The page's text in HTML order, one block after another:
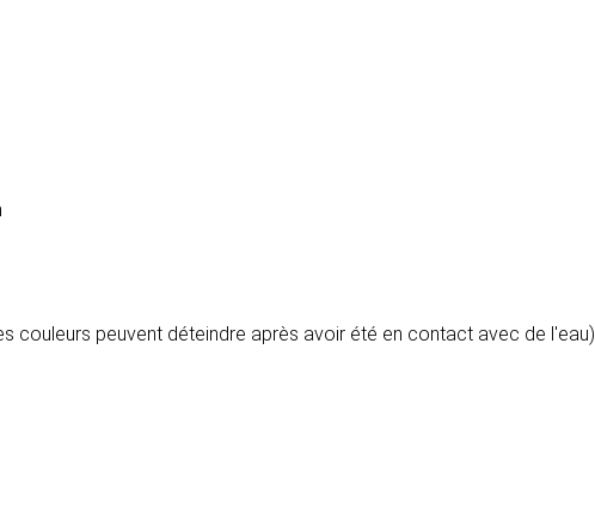
couleurs peuvent déteindre après avoir été en contact avec de l'eau)